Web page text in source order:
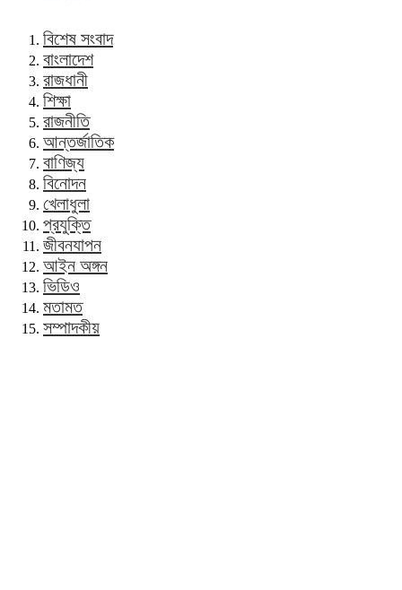
বিশেষ সংবাদ
বাংলাদেশ
রাজধানী
শিক্ষা
রাজনীতি
আন্তর্জাতিক
বাণিজ্য
বিনোদন
খেলাধুলা
প্রযুক্তি
জীবনযাপন
আইন অঙ্গন
ভিডিও
মতামত
সম্পাদকীয়